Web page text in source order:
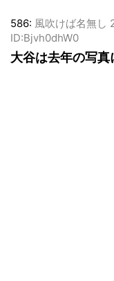
586: 風吹けば名無し
ID:Bjvh0dhW0
大谷は去年の写